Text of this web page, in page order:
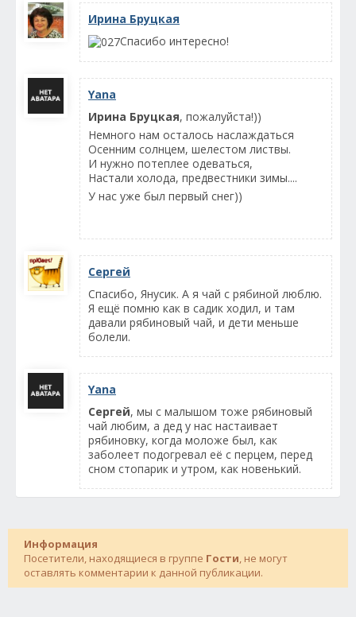
Ирина Бруцкая
Спасибо интересно!
Yana
Ирина Бруцкая, пожалуйста!))
Немного нам осталось наслаждаться
Осенним солнцем, шелестом листвы.
И нужно потеплее одеваться,
Настали холода, предвестники зимы....
У нас уже был первый снег))
Сергей
Спасибо, Янусик. А я чай с рябиной люблю.
Я ещё помню как в садик ходил, и там
давали рябиновый чай, и дети меньше
болели.
Yana
Сергей, мы с малышом тоже рябиновый
чай любим, а дед у нас настаивает
рябиновку, когда моложе был, как
заболеет подогревал её с перцем, перед
сном стопарик и утром, как новенький.
Информация
Посетители, находящиеся в группе Гости, не могут
оставлять комментарии к данной публикации.